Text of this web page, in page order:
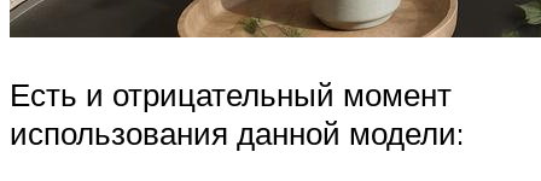
Есть и отрицательный момент
использования данной модели: